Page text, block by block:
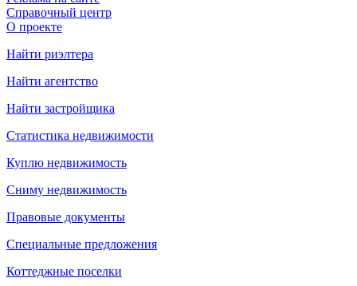
Справочный центр
О проекте
Найти риэлтера
Найти агентство
Найти застройщика
Статистика недвижимости
Куплю недвижимость
Сниму недвижимость
Правовые документы
Специальные предложения
Коттеджные поселки